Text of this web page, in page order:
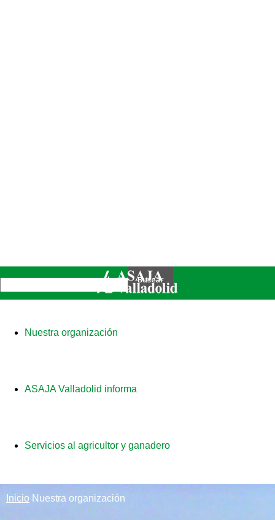
Nuestra organización
ASAJA Valladolid informa
Servicios al agricultor y ganadero
Inicio Nuestra organización